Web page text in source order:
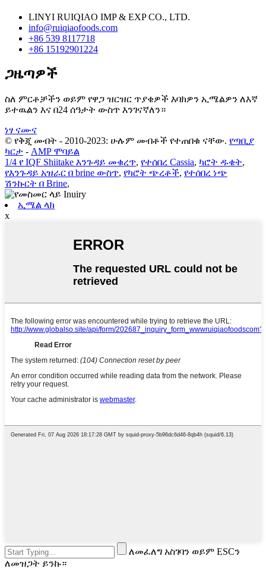
LINYI RUIQIAO IMP & EXP CO., LTD.
info@ruiqiaofoods.com
+86 539 8117718
+86 15192901224
ጋዜጣዎች
ስለ ምርቶቻችን ወይም የዋጋ ዝርዝር ጥያቄዎች እባክዎን ኢሜልዎን ለእኛ
ይተዉልን እና በ24 ሰዓታት ውስጥ እንገናኛለን።
ነፃ ናሙና
© የቅጂ መብት - 2010-2023: ሁሉም መብቶች የተጠበቁ ናቸው. የጣቢያ
ካርታ - AMP ሞባይል
1/4 የ IQF Shiitake እንጉዳይ መቁረጥ, የተሰበረ Cassia, ካሮት ዱቄት,
የእንጉዳይ አዝራር በ brine ውስጥ, የካሮት ጭረቶች, የተሰበረ ነጭ
ሽንኩርት በ Brine,
ኢሜል ላክ
x
ለመፈለግ አስገባን ወይም ESCን
ለመዝጋት ይንኩ።